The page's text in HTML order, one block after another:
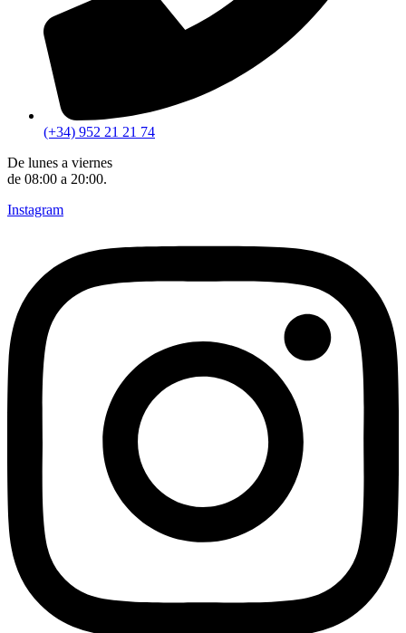
(+34) 952 21 21 74
De lunes a viernes
de 08:00 a 20:00.
Instagram